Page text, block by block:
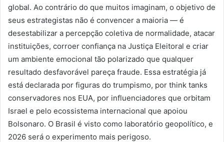
global. Ao contrário do que muitos imaginam, o objetivo de
seus estrategistas não é convencer a maioria — é
desestabilizar a percepção coletiva de normalidade, atacar
instituições, corroer confiança na Justiça Eleitoral e criar
um ambiente emocional tão polarizado que qualquer
resultado desfavorável pareça fraude. Essa estratégia já
está declarada por figuras do trumpismo, por think tanks
conservadores nos EUA, por influenciadores que orbitam
Israel e pelo ecossistema internacional que apoiou
Bolsonaro. O Brasil é visto como laboratório geopolítico, e
2026 será o experimento mais perigoso.